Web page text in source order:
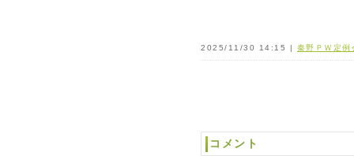
2025/11/30 14:15 | 秦野ＰＷ定例
コメント